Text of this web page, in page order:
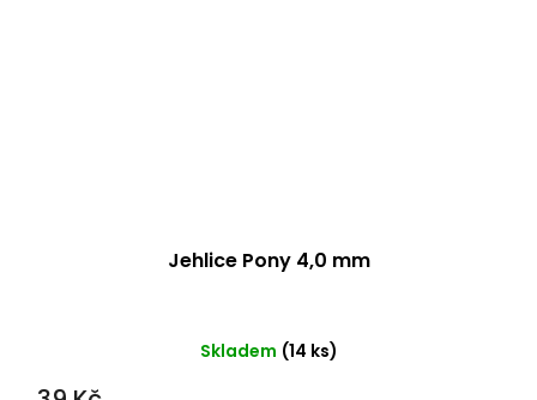
Jehlice Pony 4,0 mm
Skladem (14 ks)